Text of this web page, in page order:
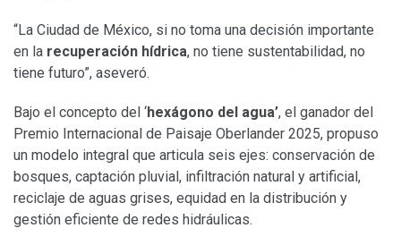
“La Ciudad de México, si no toma una decisión importante
en la recuperación hídrica, no tiene sustentabilidad, no
tiene futuro”, aseveró.
Bajo el concepto del ‘hexágono del agua’, el ganador del
Premio Internacional de Paisaje Oberlander 2025, propuso
un modelo integral que articula seis ejes: conservación de
bosques, captación pluvial, infiltración natural y artificial,
reciclaje de aguas grises, equidad en la distribución y
gestión eficiente de redes hidráulicas.